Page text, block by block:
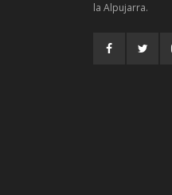
la Alpujarra.